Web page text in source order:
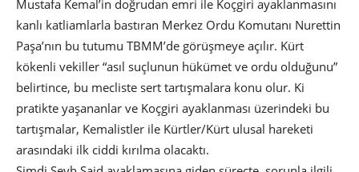
Mustafa Kemal’in doğrudan emri ile Koçgiri ayaklanmasını
kanlı katliamlarla bastıran Merkez Ordu Komutanı Nurettin
Paşa’nın bu tutumu TBMM’de görüşmeye açılır. Kürt
kökenli vekiller “asıl suçlunun hükümet ve ordu olduğunu”
belirtince, bu mecliste sert tartışmalara konu olur. Ki
pratikte yaşananlar ve Koçgiri ayaklanması üzerindeki bu
tartışmalar, Kemalistler ile Kürtler/Kürt ulusal hareketi
arasındaki ilk ciddi kırılma olacaktı.